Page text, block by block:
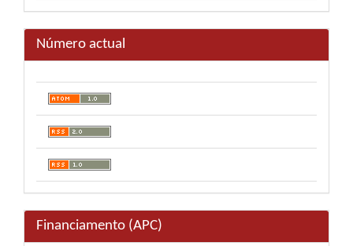
Número actual
Financiamento (APC)